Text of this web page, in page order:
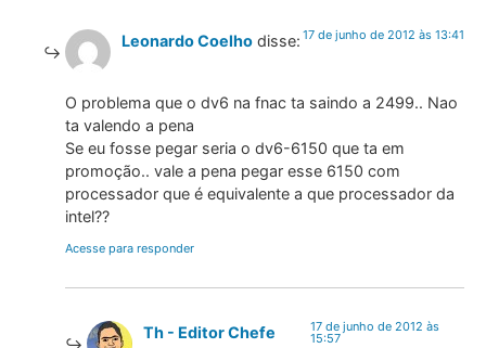
Leonardo Coelho disse: 17 de junho de 2012 às 13:41
O problema que o dv6 na fnac ta saindo a 2499.. Nao
ta valendo a pena
Se eu fosse pegar seria o dv6-6150 que ta em
promoção.. vale a pena pegar esse 6150 com
processador que é equivalente a que processador da
intel??
Acesse para responder
Th - Editor Chefe
17 de junho de 2012 às
15:57